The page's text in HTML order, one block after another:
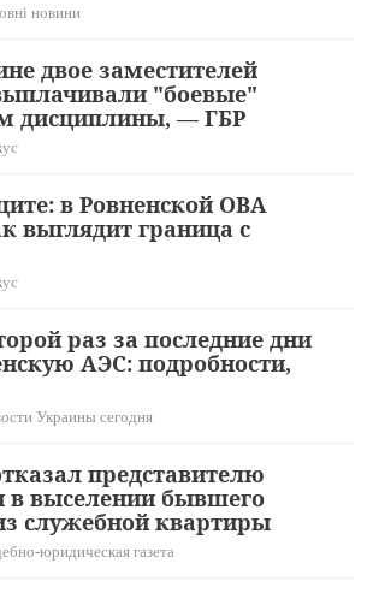
новини
двое заместителей
"боевые"
дисциплины, — ГБР
в Ровненской ОВА
выглядит граница с
раз за последние дни
АЭС: подробности,
Украины сегодня
представителю
в выселении бывшего
служебной квартиры
юридическая газета